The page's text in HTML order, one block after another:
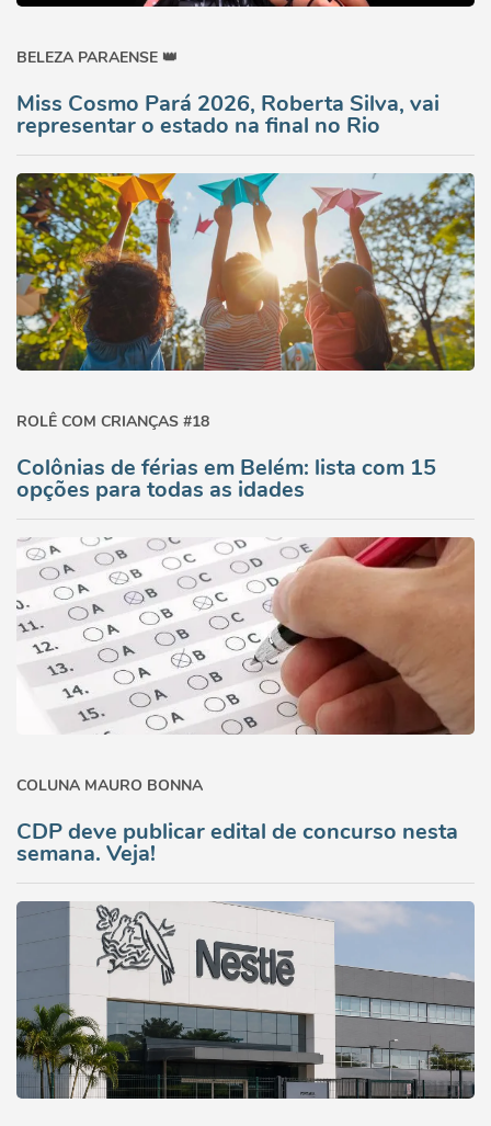
BELEZA PARAENSE 👑
Miss Cosmo Pará 2026, Roberta Silva, vai
representar o estado na final no Rio
ROLÊ COM CRIANÇAS #18
Colônias de férias em Belém: lista com 15
opções para todas as idades
COLUNA MAURO BONNA
CDP deve publicar edital de concurso nesta
semana. Veja!